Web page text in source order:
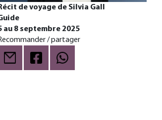
de voyage de Silvia Gall
au 8 septembre 2025
/ partager